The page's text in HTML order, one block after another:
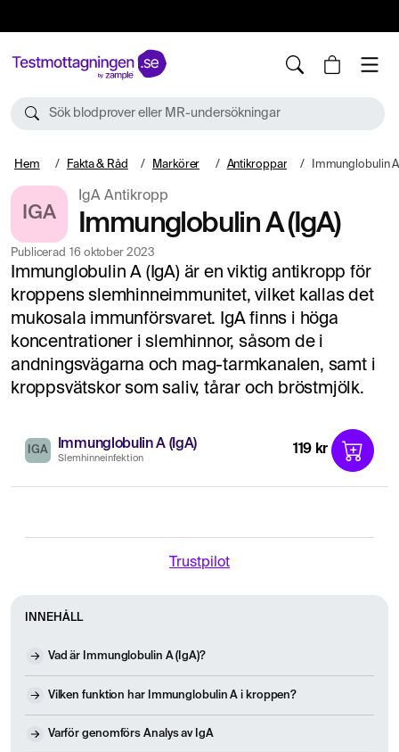
Sök blodprover eller MR-undersökningar
Hem Fakta & Råd Markörer Antikroppar Immunglobulin
IGA
IgA Antikropp
Immunglobulin A (IgA)
Publicerad 16 oktober 2023
Immunglobulin A (IgA) är en viktig antikropp för
kroppens slemhinneimmunitet, vilket kallas det
mukosala immunförsvaret. IgA finns i höga
koncentrationer i slemhinnor, såsom de i
andningsvägarna och mag-tarmkanalen, samt i
kroppsvätskor som saliv, tårar och bröstmjölk.
IGA Immunglobulin A (IgA)
Slemhinneinfektion
119 kr
Trustpilot
INNEHÅLL
Vad är Immunglobulin A (IgA)?
Vilken funktion har Immunglobulin A i kroppen?
Varför genomförs Analys av IgA